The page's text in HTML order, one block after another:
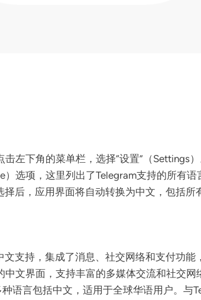
左下角的菜单栏，选择“设置”（Settings）
）选项，这里列出了Telegram支持的所有语
后，应用界面将自动转换为中文，包括所
支持，集成了消息、社交网络和支付功能
文界面，支持丰富的多媒体交流和社交网
语言包括中文，适用于全球华语用户。